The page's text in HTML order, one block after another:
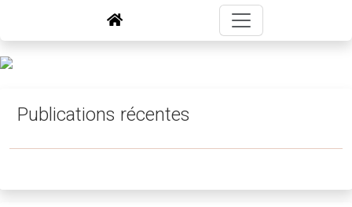
Publications récentes